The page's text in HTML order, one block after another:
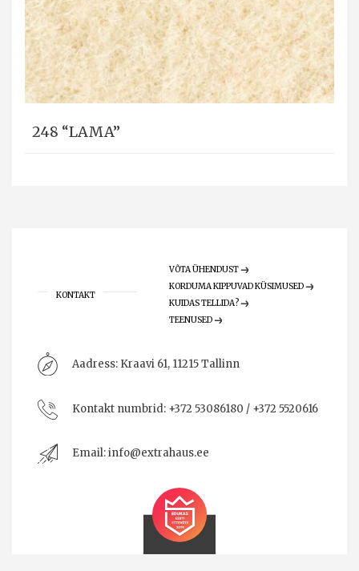
248 “LAMA”
KONTAKT
VÕTA ÜHENDUST
KORDUMA KIPPUVAD KÜSIMUSED
KUIDAS TELLIDA?
TEENUSED
Aadress: Kraavi 61, 11215 Tallinn
Kontakt numbrid: +372 53086180 / +372 5520616
Email:info@extrahaus.ee